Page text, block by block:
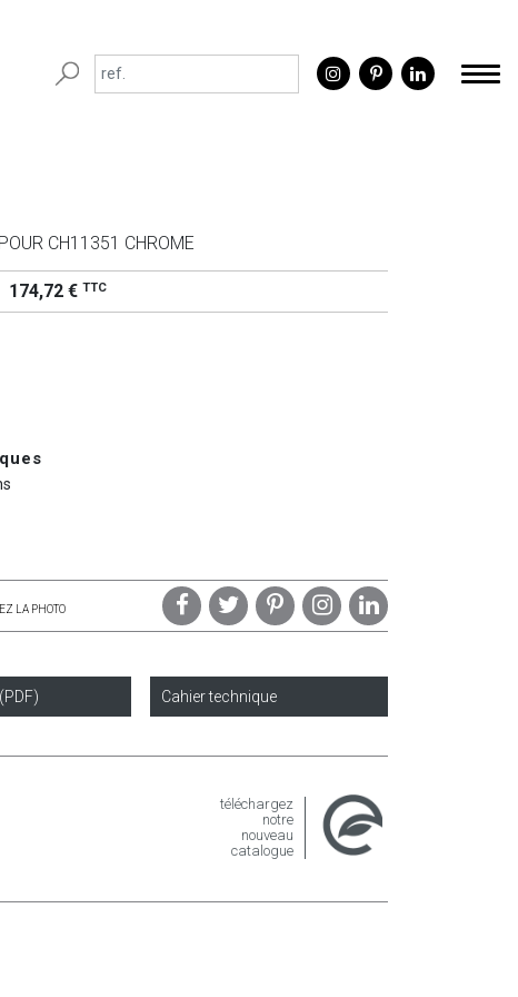
CH11351 CHROME
174,72 € TTC
LA PHOTO
Cahier technique
téléchargez
notre
nouveau
catalogue